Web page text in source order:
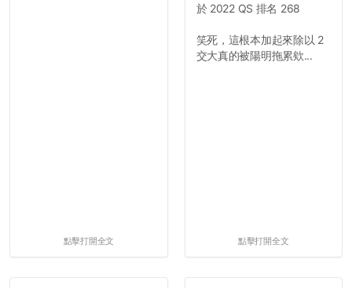
點擊打開全文
於 2022 QS 排名 268
笑死，這根本加起來除以 2
交大真的被陽明拖累欸...
點擊打開全文